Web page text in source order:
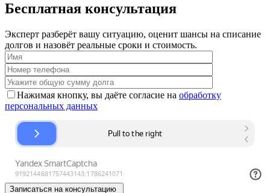
Бесплатная консультация
Эксперт разберёт вашу ситуацию, оценит шансы на списание
долгов и назовёт реальные сроки и стоимость.
Нажимая кнопку, вы даёте согласие на обработку
персональных данных
Записаться на консультацию